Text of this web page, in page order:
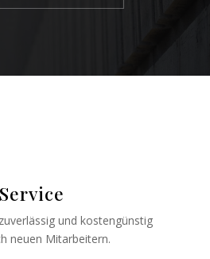
Service
und kostengünstig
neuen Mitarbeitern.